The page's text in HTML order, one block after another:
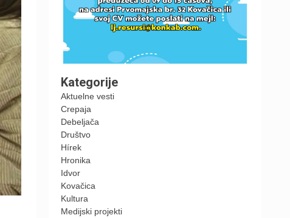
Kategorije
Aktuelne vesti
Crepaja
Debeljača
Društvo
Hírek
Hronika
Idvor
Kovačica
Kultura
Medijski projekti